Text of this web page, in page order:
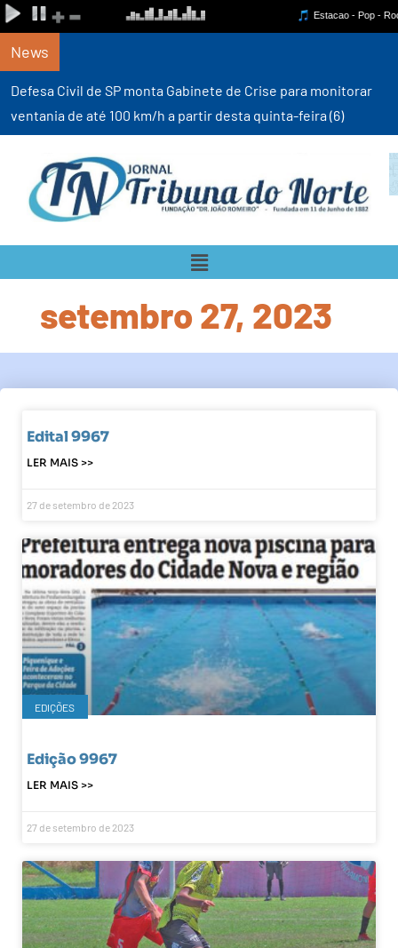
News
Defesa Civil de SP monta Gabinete de Crise para monitorar
ventania de até 100 km/h a partir desta quinta-feira (6)
setembro 27, 2023
Edital 9967
LER MAIS >>
27 de setembro de 2023
EDIÇÕES
Edição 9967
LER MAIS >>
27 de setembro de 2023